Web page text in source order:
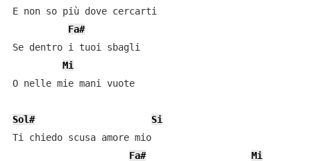
E non so più dove cercarti
Fa#
Se dentro i tuoi sbagli
Mi
O nelle mie mani vuote
Sol#
Si
Ti chiedo scusa amore mio
Fa#
Mi